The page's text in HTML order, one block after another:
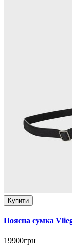
Купити
Поясна сумка
19900грн